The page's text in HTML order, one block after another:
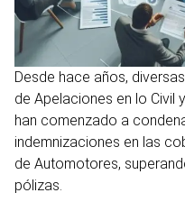
Desde hace años,
de Apelaciones en lo Civil
han comenzado a
indemnizaciones en las
de Automotores,
pólizas.